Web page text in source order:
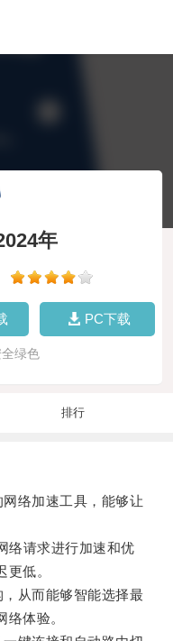
年
PC下载
绿色
排行
络加速工具，能够让
请求进行加速和优
低。
从而能够智能选择最
体验。